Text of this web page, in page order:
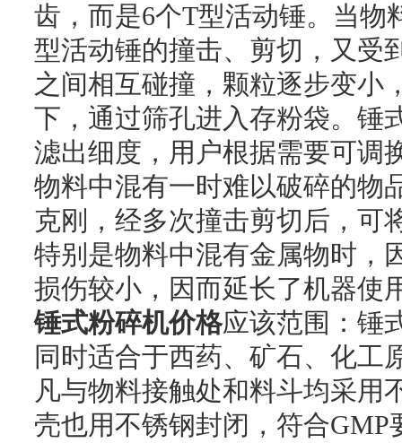
齿，而是6个T型活动锤。当物
型活动锤的撞击、剪切，又受
之间相互碰撞，颗粒逐步变小
下，通过筛孔进入存粉袋。锤
滤出细度，用户根据需要可调
物料中混有一时难以破碎的物
克刚，经多次撞击剪切后，可
特别是物料中混有金属物时，
损伤较小，因而延长了机器使
锤式粉碎机价格应该范围：锤
同时适合于西药、矿石、化工
凡与物料接触处和料斗均采用
壳也用不锈钢封闭，符合GMP